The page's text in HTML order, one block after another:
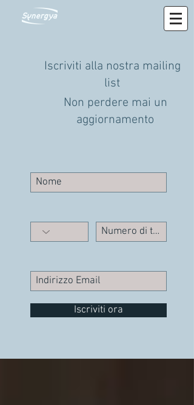
Iscriviti alla nostra mailing
list
Non perdere mai un
aggiornamento
Iscriviti ora